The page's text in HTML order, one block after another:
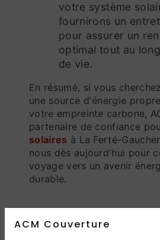
ACM Couverture
votre système
fournirons un
pour assurer un
optimal tout au
de vie.
En résumé, si vous cherchez à embrasser
une source d'énergie
votre empreinte carbone,
partenaire de confiance
solaires à La Ferté-
nous dès aujourd'hui pour
voyage vers un avenir
durable.